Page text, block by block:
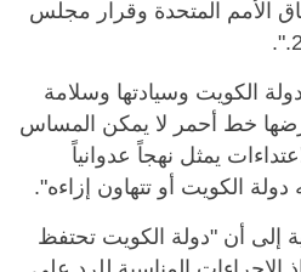
الأمم المتحدة وقرار مجلس
الكويت وسيادتها وسلامة
خط أحمر لا يمكن المساس
يمثل نهجاً عدوانياً
الكويت أو تتهاون إزاءه".
إلى أن "دولة الكويت تحتفظ